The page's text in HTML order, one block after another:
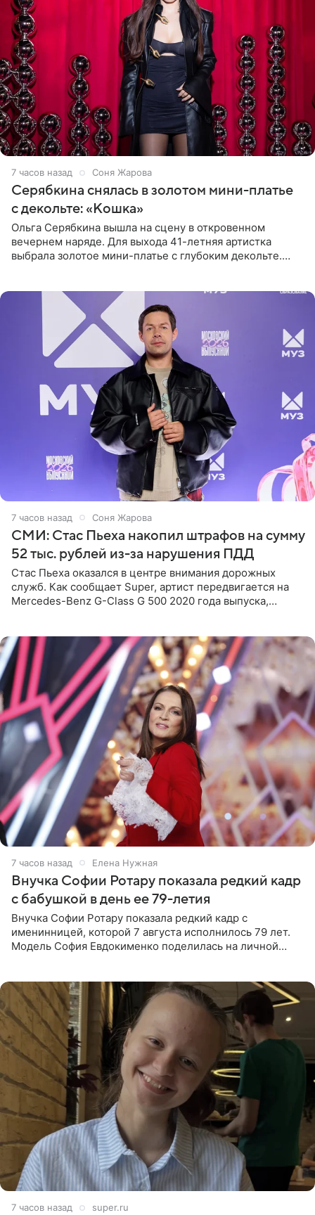
7 часов назад Соня Жарова
Серябкина снялась в золотом мини-платье
с декольте: «Кошка»
Ольга Серябкина вышла на сцену в откровенном
вечернем наряде. Для выхода 41-летняя артистка
выбрала золотое мини-платье с глубоким декольте.
7 часов назад Соня Жарова
СМИ: Стас Пьеха накопил штрафов на сумму
52 тыс. рублей из-за нарушения ПДД
Стас Пьеха оказался в центре внимания дорожных
служб. Как сообщает Super, артист передвигается на
Mercedes-Benz G-Class G 500 2020 года выпуска,
7 часов назад Елена Нужная
Внучка Софии Ротару показала редкий кадр
с бабушкой в день ее 79-летия
Внучка Софии Ротару показала редкий кадр с
именинницей, которой 7 августа исполнилось 79 лет.
Модель София Евдокименко поделилась на личной
7 часов назад super.ru